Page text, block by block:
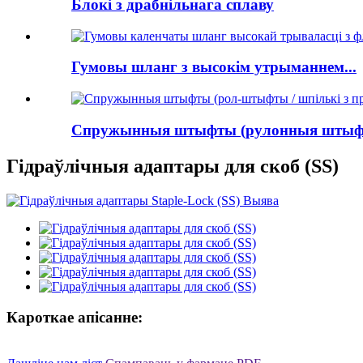
Блокі з драбнільнага сплаву
Гумовы шланг з высокім утрыманнем...
Спружынныя штыфты (рулонныя
Гідраўлічныя адаптары для скоб (SS)
Кароткае апісанне: